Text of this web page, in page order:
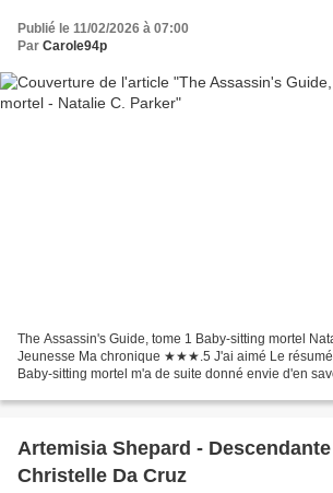
Publié le 11/02/2026 à 07:00
Par Carole94p
The Assassin's Guide, tome 1 Baby-sitting mortel
Jeunesse Ma chronique ★★★.5 J'ai aimé Le
Baby-sitting mortel m'a de suite donné envie d'en
Artemisia Shepard -
Christelle Da Cruz